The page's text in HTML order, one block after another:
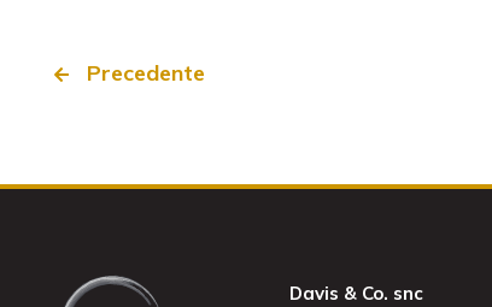
Precedente
Davis & Co. snc